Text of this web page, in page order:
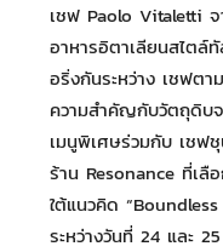
เชฟ Paolo Vitaletti
อาหารอิตาเลียนสไตล์
อริ่งกันระหว่าง เชฟต
ความสำคัญกับวัตถุดิบจ
เมนูพิเศษร่วมกับ เชฟ
ร้าน Resonance ที่เลื
ใต้แนวคิด
ระหว่างวันที่ 24 และ